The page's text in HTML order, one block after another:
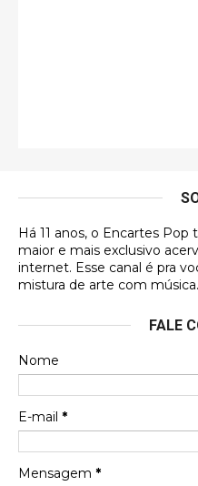
DVD MIDINHO
Francierton
futuras aquisições, e
Francierton
Espero que tenham
que estou de volta para
Há 11 anos, o Encartes
maior e mais exclusivo
internet. Esse canal é pra
mistura de arte com música.
FALE
Nome
E-mail *
Mensagem *